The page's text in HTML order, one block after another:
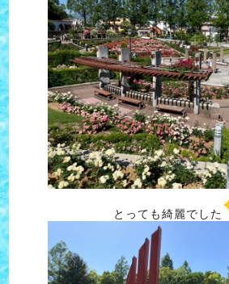
とっても綺麗でした